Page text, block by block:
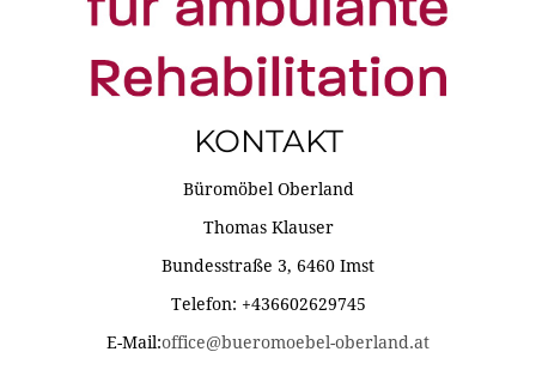
KONTAKT
Büromöbel Oberland
Thomas Klauser
Bundesstraße 3, 6460 Imst
Telefon: +436602629745
E-Mail:office@bueromoebel-oberland.at